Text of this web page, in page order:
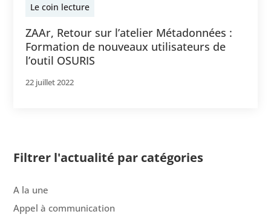
Le coin lecture
ZAAr, Retour sur l’atelier Métadonnées :
Formation de nouveaux utilisateurs de
l’outil OSURIS
22 juillet 2022
Filtrer l'actualité par catégories
A la une
Appel à communication